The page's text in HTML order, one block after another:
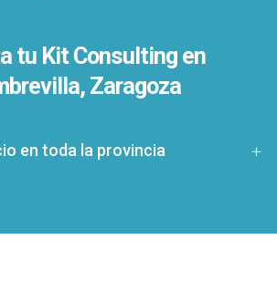
tu Kit Consulting en
Zaragoza
en toda la provincia